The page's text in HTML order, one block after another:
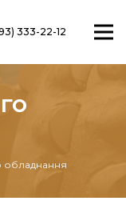
333-22-12
обладнання